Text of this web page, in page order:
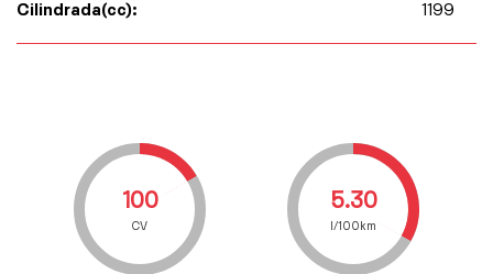
Cilindrada(cc): 1199
100
CV
5.30
l/100km